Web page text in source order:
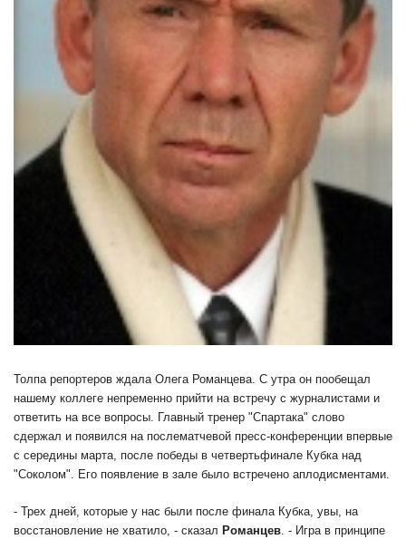
Толпа репортеров ждала Олега Романцева. С утра он пообещал
нашему коллеге непременно прийти на встречу с журналистами и
ответить на все вопросы. Главный тренер "Спартака" слово
сдержал и появился на послематчевой пресс-конференции впервые
с середины марта, после победы в четвертьфинале Кубка над
"Соколом". Его появление в зале было встречено аплодисментами.
- Трех дней, которые у нас были после финала Кубка, увы, на
восстановление не хватило, - сказал Романцев. - Игра в принципе